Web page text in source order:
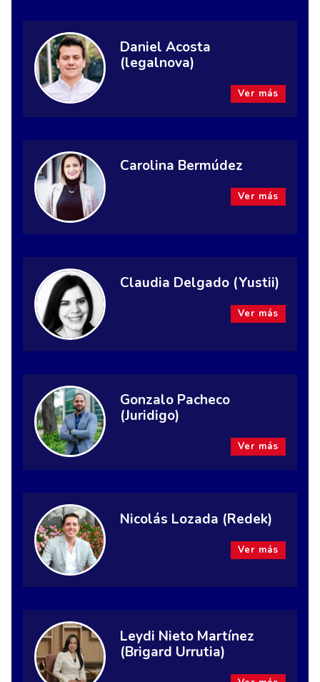
Daniel Acosta
(legalnova)
Ver más
Carolina Bermúdez
Ver más
Claudia Delgado (Yustii)
Ver más
Gonzalo Pacheco
(Juridigo)
Ver más
Nicolás Lozada (Redek)
Ver más
Leydi Nieto Martínez
(Brigard Urrutia)